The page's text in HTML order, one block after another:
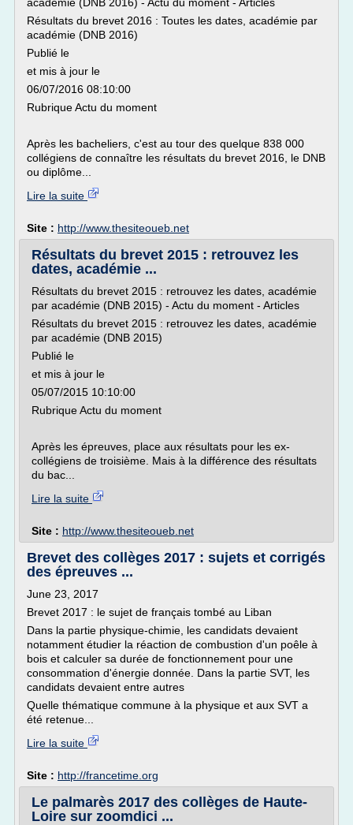
Résultats du brevet 2016 : Toutes les dates, académie par
académie (DNB 2016)
Publié le
et mis à jour le
06/07/2016 08:10:00
Rubrique Actu du moment
Après les bacheliers, c'est au tour des quelque 838 000
collégiens de connaître les résultats du brevet 2016, le DNB
ou diplôme...
Lire la suite
Site : http://www.thesiteoueb.net
Résultats du brevet 2015 : retrouvez les
dates, académie ...
Résultats du brevet 2015 : retrouvez les dates, académie
par académie (DNB 2015) - Actu du moment - Articles
Résultats du brevet 2015 : retrouvez les dates, académie
par académie (DNB 2015)
Publié le
et mis à jour le
05/07/2015 10:10:00
Rubrique Actu du moment
Après les épreuves, place aux résultats pour les ex-
collégiens de troisième. Mais à la différence des résultats
du bac...
Lire la suite
Site : http://www.thesiteoueb.net
Brevet des collèges 2017 : sujets et corrigés
des épreuves ...
June 23, 2017
Brevet 2017 : le sujet de français tombé au Liban
Dans la partie physique-chimie, les candidats devaient
notamment étudier la réaction de combustion d'un poêle à
bois et calculer sa durée de fonctionnement pour une
consommation d'énergie donnée. Dans la partie SVT, les
candidats devaient entre autres
Quelle thématique commune à la physique et aux SVT a
été retenue...
Lire la suite
Site : http://francetime.org
Le palmarès 2017 des collèges de Haute-
Loire sur zoomdici ...